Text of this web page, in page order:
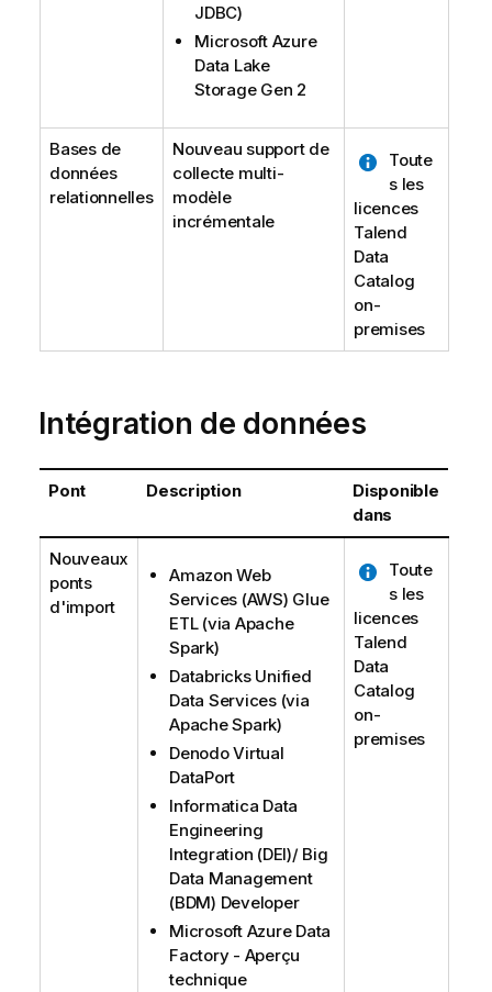
JDBC)
Microsoft Azure
Data Lake
Storage Gen 2
Bases de
données
relationnelles
Nouveau support de
collecte multi-
modèle
incrémentale
Toute
s les
licences
Talend
Data
Catalog
on-
premises
Intégration de données
Pont Description
Disponible
dans
Nouveaux
ponts
d'import
Amazon Web
Services (AWS) Glue
ETL (via Apache
Spark)
Databricks Unified
Data Services (via
Apache Spark)
Denodo Virtual
DataPort
Informatica Data
Engineering
Integration (DEI)/ Big
Data Management
(BDM) Developer
Microsoft Azure Data
Factory - Aperçu
technique
Toute
s les
licences
Talend
Data
Catalog
on-
premises